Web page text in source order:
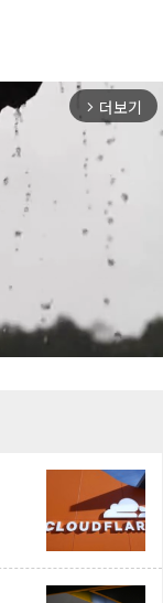
arrow_forward_ios 더보기